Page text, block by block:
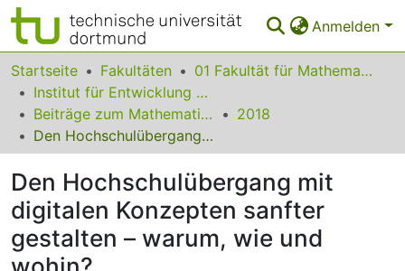
Anmelden
Bereiche & Sammlungen
Das gesamte Repositorium
Statistiken
FAQ
Leitlinien
Zurück zur Startseite
Startseite Fakultäten
01 Fakultät für Mathematik
Institut für Entwicklung und Erforschung des Mathematikunterrichts
Beiträge zum Mathematikunterricht
2018
Den Hochschulübergang mit digitalen Konzepten sanfter gestalten – warum, wie und wohin?
Den Hochschulübergang mit
digitalen Konzepten sanfter
gestalten – warum, wie und